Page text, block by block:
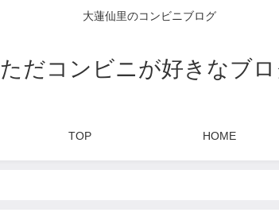
大蓮仙里のコンビニブログ
ただコンビニが好きなブ
TOP HOME